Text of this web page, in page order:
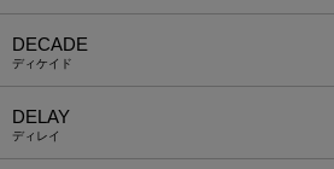
DECADE
ディケイド
DELAY
ディレイ